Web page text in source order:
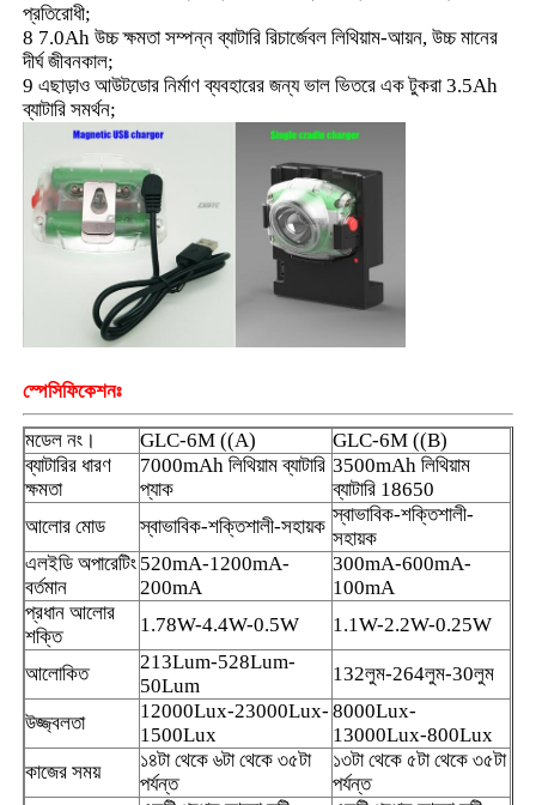
খবর
উদ্ধৃতির জন্য আবেদন
এলইডি মাইনিং ল্যাম্প
কর্ডলেস মাইনিং ক্যাপ ল্যাম্প
পুনরায় চার্জযোগ্য খনির ক্যাপ ল্যাম্প
ভূগর্ভস্থ বেতার ক্যাপ ল্যাম্প
কয়লা খনির আলো
মাইনার্স হেড ল্যাম্প
খনির হার্ড হ্যাট লাইট
বিস্ফোরণ প্রতিরোধী ফ্ল্যাশলাইট
শিল্প এলইডি স্ট্রিপ লাইট
প্রতিরোধী;
8 7.0Ah উচ্চ ক্ষমতা সম্পন্ন ব্যাটারি রিচার্জেবল লিথিয়াম-আয়ন, উচ্চ মানের
দীর্ঘ জীবনকাল;
9 এছাড়াও আউটডোর নির্মাণ ব্যবহারের জন্য ভাল ভিতরে এক টুকরা 3.5Ah
ব্যাটারি সমর্থন;
স্পেসিফিকেশনঃ
মডেল নং। GLC-6M ((A)
GLC-6M ((B)
ব্যাটারির ধারণ
ক্ষমতা
7000mAh লিথিয়াম ব্যাটারি
প্যাক
3500mAh লিথিয়াম
ব্যাটারি 18650
আলোর মোড
স্বাভাবিক-শক্তিশালী-সহায়ক
স্বাভাবিক-শক্তিশালী-
সহায়ক
এলইডি অপারেটিং
বর্তমান
520mA-1200mA-
200mA
300mA-600mA-
100mA
প্রধান আলোর
শক্তি
1.78W-4.4W-0.5W 1.1W-2.2W-0.25W
আলোকিত
213Lum-528Lum-
50Lum
132লুম-264লুম-30লুম
উজ্জ্বলতা
12000Lux-23000Lux-
1500Lux
8000Lux-
13000Lux-800Lux
কাজের সময়
১৪টা থেকে ৬টা থেকে ৩৫টা
পর্যন্ত
১৩টা থেকে ৫টা থেকে ৩৫টা
পর্যন্ত